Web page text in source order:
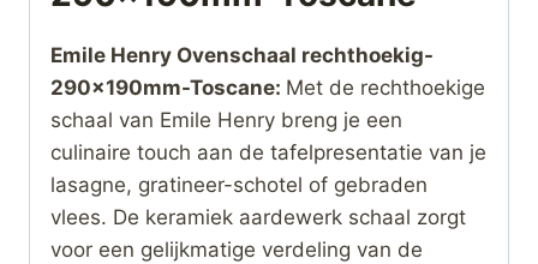
Emile Henry Ovenschaal rechthoekig-
290x190mm-Toscane: Met de rechthoekige
schaal van Emile Henry breng je een
culinaire touch aan de tafelpresentatie van je
lasagne, gratineer-schotel of gebraden
vlees. De keramiek aardewerk schaal zorgt
voor een gelijkmatige verdeling van de